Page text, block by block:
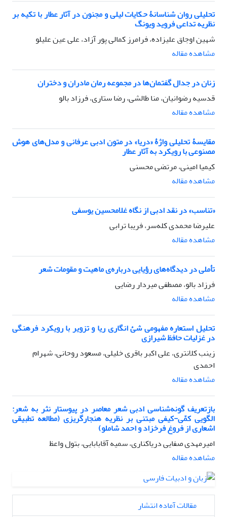
تحلیلی روان شناسانۀ حکایات لیلی و مجنون در آثار عطار با تکیه بر
نظریه تداعی فروید ویونگ
شهین اوجاق علیزاده، فرامرز کمالی پور آزاد، علی عین علیلو
مشاهده مقاله
زنان در جدال گفتمان‌ها در مجموعه رمان مادران و دختران
قدسیه رضوانیان، منا طالشی، رضا ستاری، فرزاد بالو
مشاهده مقاله
مقایسۀ تحلیلی واژۀ «دریا» در متون ادبی عرفانی و مدل‌های هوش
مصنوعی با رویکرد به آثار عطار
کیمیا امینی، مرتضی محسنی
مشاهده مقاله
«تناسب» در نقد ادبی از نگاه غلامحسین یوسفی
علیرضا محمدی کله‌سر، فریبا ترابی
مشاهده مقاله
تأملی در دیدگاه‌های رؤیایی درباره‌ی ماهیت و مقومات شعر
فرزاد بالو، مصطفی میردار رضایی
مشاهده مقاله
تحلیل استعاره مفهومی شئ‌ انگاری ریا و تزویر با رویکرد فرهنگی
در غزلیات حافظ شیرازی
زینب کلانتری، علی اکبر باقری خلیلی، مسعود روحانی، شهرام
احمدی
مشاهده مقاله
بازتعریف گونه‌شناسی ادبی شعر معاصر در پیوستار نثر به شعر:
الگویی کمّی-کیفی مبتنی بر نظریه هنجارگریزی (مطالعه تطبیقی
اشعاری از فروغ فرخزاد و احمد شاملو)
امیرمهدی صفایی دریاکناری، سمیه آقابابایی، بتول واعظ
مشاهده مقاله
مقالات آماده انتشار